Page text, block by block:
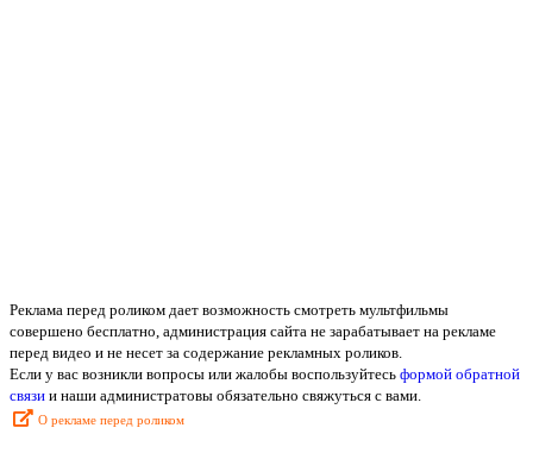
Реклама перед роликом дает возможность смотреть мультфильмы
совершено бесплатно, администрация сайта не зарабатывает на рекламе
перед видео и не несет за содержание рекламных роликов.
Если у вас возникли вопросы или жалобы воспользуйтесь формой обратной
связи и наши администратовы обязательно свяжуться с вами.
О рекламе перед роликом